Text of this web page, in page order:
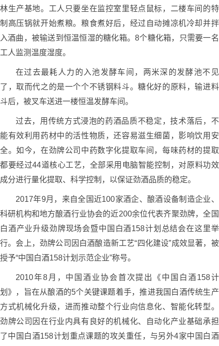
林生产基地。工人只要坐在监控室里轻点鼠标，二楼车间的特
制高压锅就开始煮粮。粮食煮好后，经过自动摊凉机冷却并拌
入酒曲，被输送到恒温恒湿的糖化箱。8个糖化箱，只需要一名
工人监测温度湿度。
在过去最耗人力的入池发酵车间，两米深的发酵池不见
了，取而代之的是一个个不锈钢料斗。糖化好的原料，输进料
斗后，被叉车送进一楼恒温发酵车间。
过去，用传统方式浸泡的药酒品质不稳定，技术落后，不
能有效利用药材中的活性物质，还容易滋生细菌，影响饮用安
全。如今，在劲牌公司中药数字化提取车间，每味药材的提取
都要经过44道核心工艺，全部采用电脑智能控制，对原料功效
成分进行量化提取、科学控制，以保证劲酒品质的稳定。
2017年9月，来自全国近100家酒企、酿酒设备制造企业、
科研机构和地方酿酒行业协会的近200余位代表齐聚劲牌，全国
白酒产业升级劲牌现场会暨中国白酒158计划总结会在这里举
行。会上，劲牌公司因白酒酿造新工艺“四化建设”成效显著，被
授予“中国白酒158计划示范企业”称号。
2010年8月，中国酒业协会首次提出《中国白酒158计
划》，旨在从酿酒的5个关键课题着手，推进我国白酒传统生产
方式机械化升级，进而推动整个行业向信息化、智能化转型。
劲牌公司因在行业内具有良好的机械化、自动化产业基础承担
了中国白酒158计划重点课题的攻关重任，与另外4家中国白酒